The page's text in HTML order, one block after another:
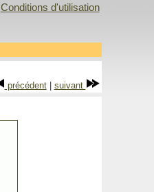
Conditions d'utilisation
précédent| suivant